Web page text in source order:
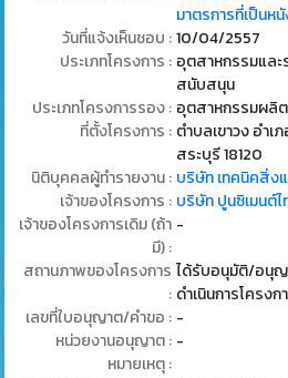
มาตรการที่เป็นห
วันที่แจ้งเห็นชอบ : 10/04/2557
ประเภทโครงการ : อุตสาหกรรมแล
สนับสนุน
ประเภทโครงการรอง : อุตสาหกรรมผลิ
ที่ตั้งโครงการ : ตำบลเขาวง อำ
สระบุรี 18120
นิติบุคคลผู้ทำรายงาน : บริษัท เทคนิคสิ่ง
เจ้าของโครงการ : บริษัท ปูนซิเมนต์
เจ้าของโครงการเดิม (ถ้า
มี) :
-
สถานภาพของโครงการ
:
ได้รับอนุมัติ/อนุญ
ดำเนินการโครงก
เลขที่ใบอนุญาต/คำขอ : -
หน่วยงานอนุญาต : -
หมายเหตุ :